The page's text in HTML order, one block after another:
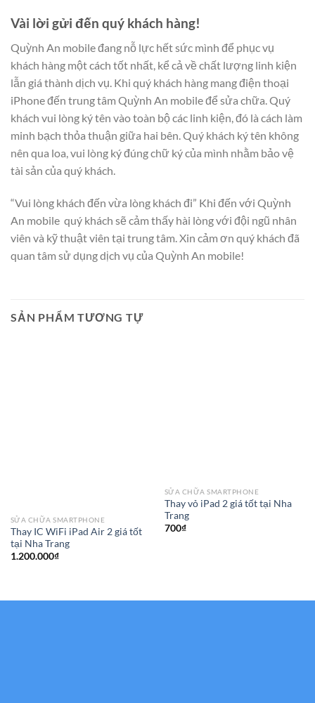
Vài lời gửi đến quý khách hàng!
Quỳnh An mobile đang nỗ lực hết sức mình để phục vụ
khách hàng một cách tốt nhất, kể cả về chất lượng linh kiện
lẫn giá thành dịch vụ. Khi quý khách hàng mang điện thoại
iPhone đến trung tâm Quỳnh An mobile để sửa chữa. Quý
khách vui lòng ký tên vào toàn bộ các linh kiện, đó là cách làm
minh bạch thỏa thuận giữa hai bên. Quý khách ký tên không
nên qua loa, vui lòng ký đúng chữ ký của mình nhằm bảo vệ
tài sản của quý khách.
“Vui lòng khách đến vừa lòng khách đi” Khi đến với Quỳnh
An mobile quý khách sẽ cảm thấy hài lòng với đội ngũ nhân
viên và kỹ thuật viên tại trung tâm. Xin cảm ơn quý khách đã
quan tâm sử dụng dịch vụ của Quỳnh An mobile!
SẢN PHẨM TƯƠNG TỰ
SỬA CHỮA SMARTPHONE
Thay IC WiFi iPad Air 2 giá tốt
tại Nha Trang
1.200.000₫
SỬA CHỮA SMARTPHONE
Thay vỏ iPad 2 giá tốt tại Nha
Trang
700₫